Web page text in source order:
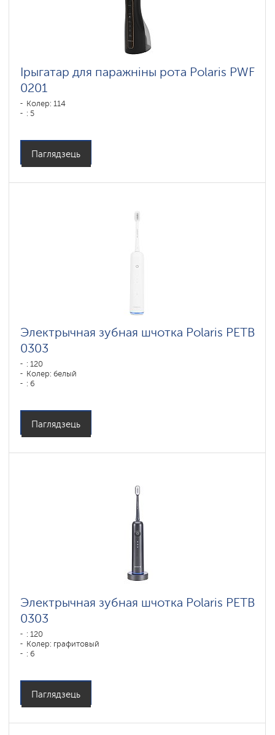
Ірыгатар для паражніны рота Polaris PWF
0201
Колер: 114
: 5
Паглядзець
Электрычная зубная шчотка Polaris PETB
0303
: 120
Колер: белый
: 6
Паглядзець
Электрычная зубная шчотка Polaris PETB
0303
: 120
Колер: графитовый
: 6
Паглядзець